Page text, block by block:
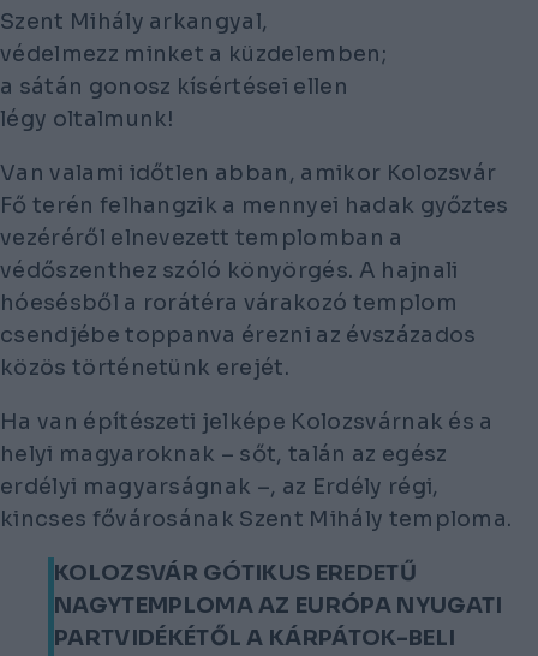
Szent Mihály arkangyal,
védelmezz minket a küzdelemben;
a sátán gonosz kísértései ellen
légy oltalmunk!
Van valami időtlen abban, amikor Kolozsvár
Fő terén felhangzik a mennyei hadak győztes
vezéréről elnevezett templomban a
védőszenthez szóló könyörgés. A hajnali
hóesésből a rorátéra várakozó templom
csendjébe toppanva érezni az évszázados
közös történetünk erejét.
Ha van építészeti jelképe Kolozsvárnak és a
helyi magyaroknak – sőt, talán az egész
erdélyi magyarságnak –, az Erdély régi,
kincses fővárosának Szent Mihály temploma.
KOLOZSVÁR GÓTIKUS EREDETŰ
NAGYTEMPLOMA AZ EURÓPA NYUGATI
PARTVIDÉKÉTŐL A KÁRPÁTOK-BELI